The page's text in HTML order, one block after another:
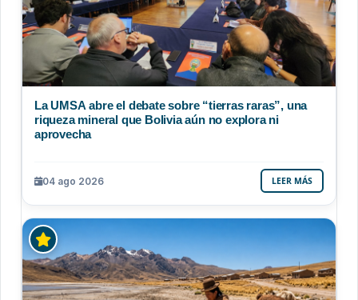
La UMSA abre el debate sobre “tierras raras”, una
riqueza mineral que Bolivia aún no explora ni
aprovecha
04 ago 2026 LEER MÁS